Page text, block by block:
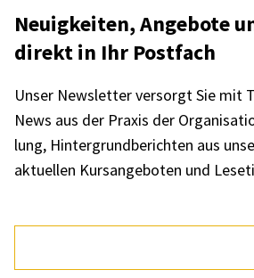
Neuig­kei­ten, Ange­bote
direkt in Ihr Post­fach
Unser News­let­ter versorgt Sie mit
News aus der Praxis der
lung, Hinter­grund­be­rich­ten aus
aktu­el­len Kurs­an­ge­bo­ten und